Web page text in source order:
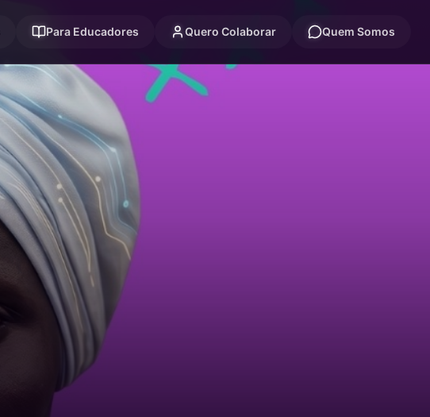
Para Educadores Quero Colaborar Quem Somos